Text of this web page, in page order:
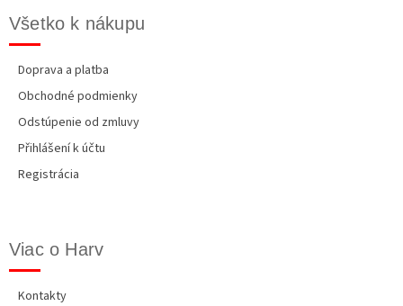
Všetko k nákupu
Doprava a platba
Obchodné podmienky
Odstúpenie od zmluvy
Přihlášení k účtu
Registrácia
Viac o Harv
Kontakty